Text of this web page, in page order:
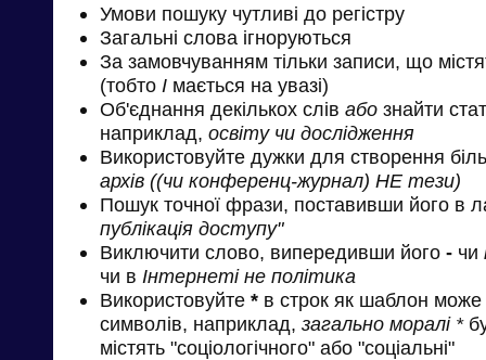
Умови пошуку чутливі до регістру
Загальні слова ігноруються
За замовчуванням тільки записи, що
(тобто І мається на увазі)
Об'єднання декількох слів або знайти
наприклад, освіту чи дослідження
Використовуйте дужки для створення
архів ((чи конференц-журнал) НЕ тези)
Пошук точної фрази, поставивши його в
публікація доступу"
Виключити слово, випередивши його - чи
чи в Інтернеті не політика
Використовуйте * в строк як шаблон може
символів, наприклад, загально моралі *
містять "соціологічного" або "соціальні"